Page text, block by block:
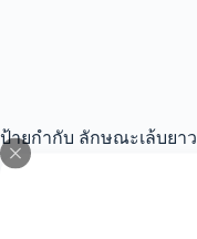
ป้ายกำกับ ลักษณะเล้บยาว